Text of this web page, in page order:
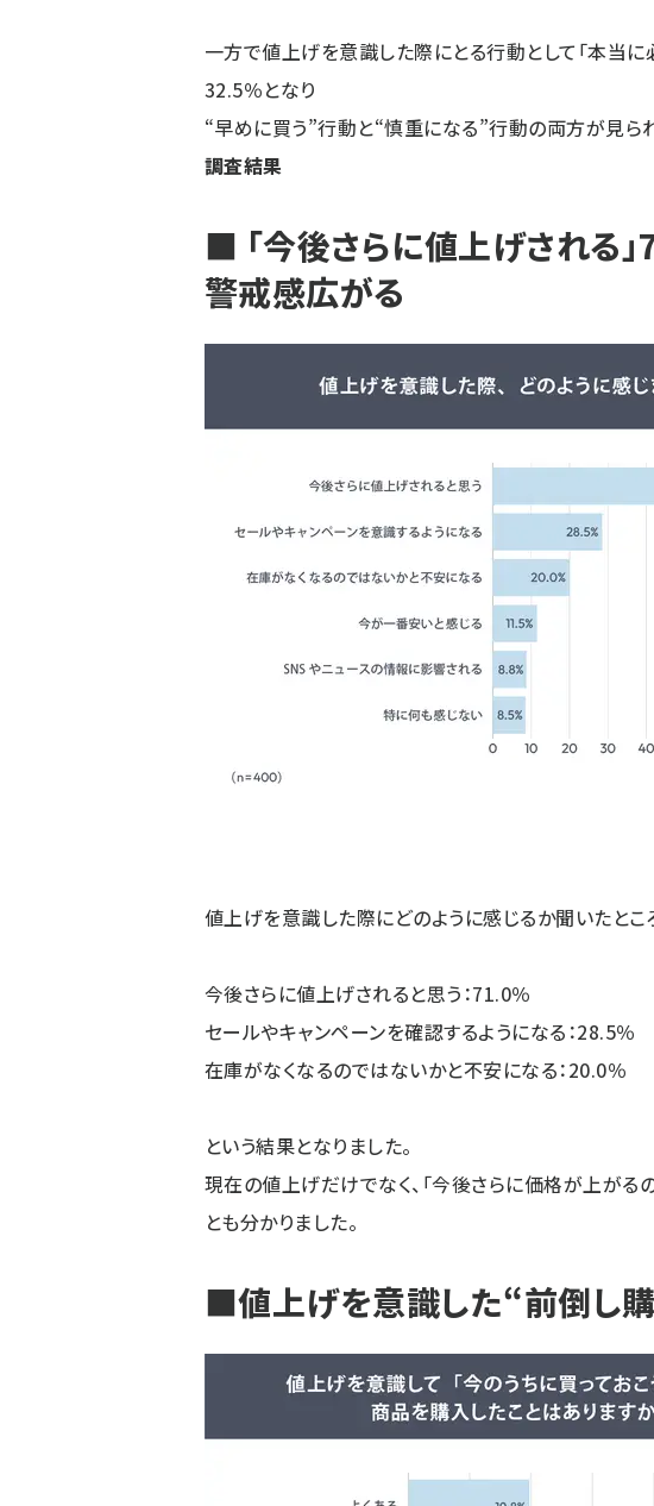
一方で値上げを意識した際にとる行動として「本当
32.5％となり
“早めに買う”行動と“慎重になる”行動の両方が見ら
調査結果
■ 「今後さらに値上げされる
警戒感広がる
値上げを意識した際にどのように感じるか聞いたとこ
今後さらに値上げされると思う：71.0％
セールやキャンペーンを確認するようになる：28.5％
在庫がなくなるのではないかと不安になる：20.0％
という結果となりました。
現在の値上げだけでなく、「今後さらに価格が上がる
とも分かりました。
■値上げを意識した“前倒し